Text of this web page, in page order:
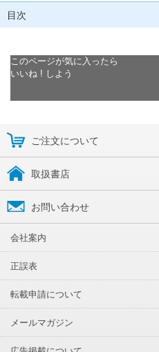
目次
このページが気に入ったら
いいね ! しよう
ご注文について
取扱書店
お問い合わせ
会社案内
正誤表
転載申請について
メールマガジン